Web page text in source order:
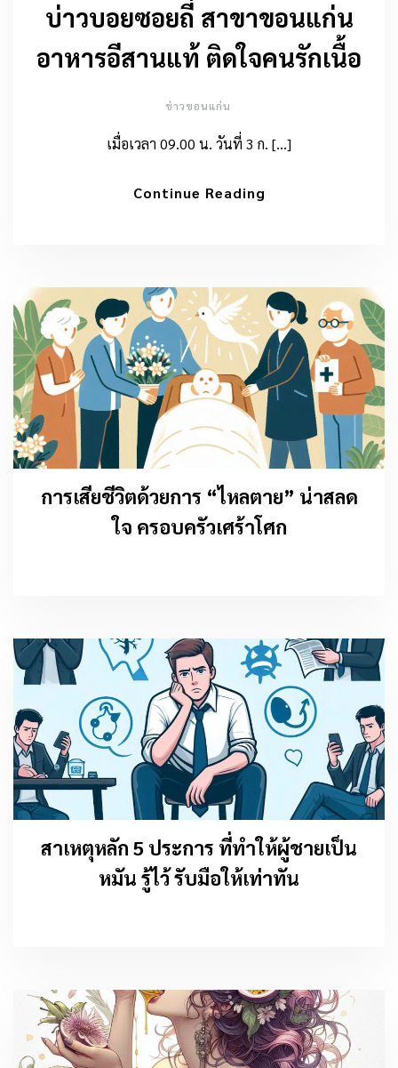
บ่าวบอยซอยถี่ สาขาขอนแก่น
อาหารอีสานแท้ ติดใจคนรักเนื้อ
ข่าวขอนแก่น
เมื่อเวลา 09.00 น. วันที่ 3 ก. […]
Continue Reading
การเสียชีวิตด้วยการ “ไหลตาย” น่าสลด
ใจ ครอบครัวเศร้าโศก
สาเหตุหลัก 5 ประการ ที่ทำให้ผู้ชายเป็น
หมัน รู้ไว้ รับมือให้เท่าทัน